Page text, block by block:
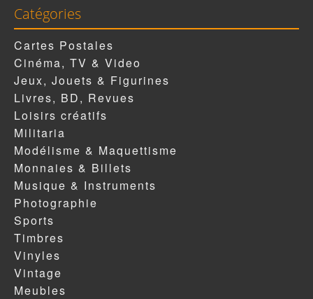
Catégories
Cartes Postales
Cinéma, TV & Video
Jeux, Jouets & Figurines
Livres, BD, Revues
Loisirs créatifs
Militaria
Modélisme & Maquettisme
Monnaies & Billets
Musique & Instruments
Photographie
Sports
Timbres
Vinyles
Vintage
Meubles